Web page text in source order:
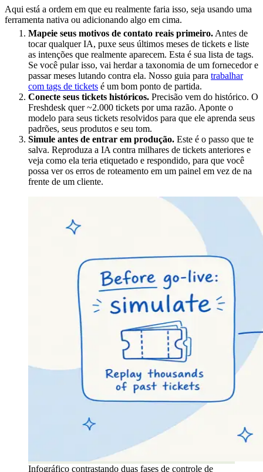
Aqui está a ordem em que eu realmente faria isso, seja usando uma
ferramenta nativa ou adicionando algo em cima.
Mapeie seus motivos de contato reais primeiro. Antes de
tocar qualquer IA, puxe seus últimos meses de tickets e liste
as intenções que realmente aparecem. Esta é sua lista de tags.
Se você pular isso, vai herdar a taxonomia de um fornecedor e
passar meses lutando contra ela. Nosso guia para trabalhar
com tags de tickets é um bom ponto de partida.
Conecte seus tickets históricos. Precisão vem do histórico. O
Freshdesk quer ~2.000 tickets por uma razão. Aponte o
modelo para seus tickets resolvidos para que ele aprenda seus
padrões, seus produtos e seu tom.
Simule antes de entrar em produção. Este é o passo que te
salva. Reproduza a IA contra milhares de tickets anteriores e
veja como ela teria etiquetado e respondido, para que você
possa ver os erros de roteamento em um painel em vez de na
frente de um cliente.
Infográfico contrastando duas fases de controle de